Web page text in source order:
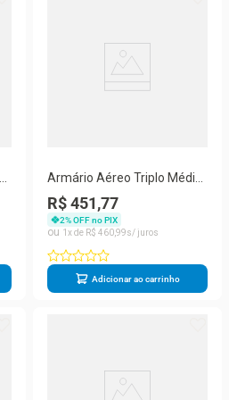
Armário Aéreo Triplo Médio
Esmeralda 820007-01
Telasul Preto
R$ 451,77
2% OFF no PIX
1
R$ 46099
Adicionar ao carrinho